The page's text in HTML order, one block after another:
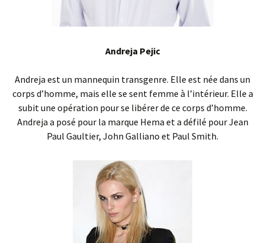
Andreja Pejic
Andreja est un mannequin transgenre. Elle est née dans un
corps d’homme, mais elle se sent femme à l’intérieur. Elle a
subit une opération pour se libérer de ce corps d’homme.
Andreja a posé pour la marque Hema et a défilé pour Jean
Paul Gaultier, John Galliano et Paul Smith.